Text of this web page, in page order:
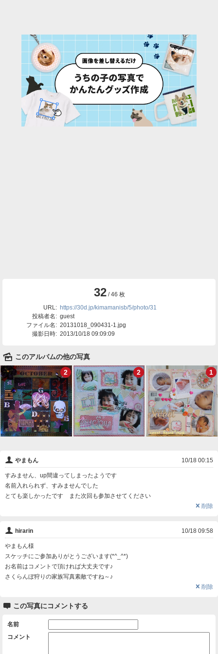
32/ 46 枚
URL: https://30d.jp/kimamanisb/5/photo/31
投稿者名: guest
ファイル名: 20131018_090431-1.jpg
撮影日時: 2013/10/18 09:09:09
🌄 このアルバムの他の写真
2
2 1
👤 やまもん 10/18 00:15
すみません、up間違ってしまったようです
名前入れられず、すみませんでした
とても楽しかったです また次回も参加させてください
❌ 削除
👤 hirarin 10/18 09:58
やまもん様
スケッチにご参加ありがとうございます(*^_^*)
お名前はコメントで頂ければ大丈夫です♪
さくらんぼ狩りの家族写真素敵ですね～♪
❌ 削除
 この写真にコメントする
名前
コメント